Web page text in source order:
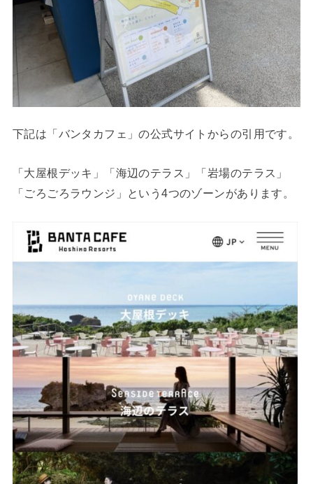
下記は「バンタカフェ」の公式サイトからの引用です。
「大屋根デッキ」「海辺のテラス」「岩場のテラス」
「ごろごろラウンジ」という4つのゾーンがあります。